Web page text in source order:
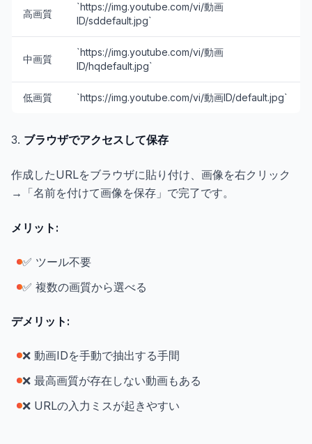
高画質
`https://img.youtube.com/vi/動画
ID/sddefault.jpg`
中画質
`https://img.youtube.com/vi/動画
ID/hqdefault.jpg`
低画質 `https://img.youtube.com/vi/動画ID/default.jpg`
3. ブラウザでアクセスして保存
作成したURLをブラウザに貼り付け、画像を右クリック
→「名前を付けて画像を保存」で完了です。
メリット:
✅ ツール不要
✅ 複数の画質から選べる
デメリット:
❌ 動画IDを手動で抽出する手間
❌ 最高画質が存在しない動画もある
❌ URLの入力ミスが起きやすい